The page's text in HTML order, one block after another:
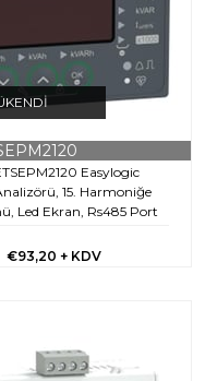
Easylogic
15. Harmoniğe
Led Ekran, Rs485 Port
€93,20+ KDV